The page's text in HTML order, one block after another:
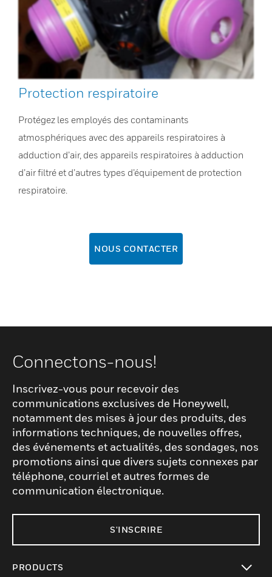
Protection respiratoire
Protégez les employés des contaminants
atmosphériques avec des appareils respiratoires à
adduction d’air, des appareils respiratoires à adduction
d’air filtré et d’autres types d’équipement de protection
respiratoire.
NOUS CONTACTER
Connectons-nous!
Inscrivez-vous pour recevoir des
communications exclusives de Honeywell,
notamment des mises à jour des produits, des
informations techniques, de nouvelles offres,
des événements et actualités, des sondages, nos
promotions ainsi que divers sujets connexes par
téléphone, courriel et autres formes de
communication électronique.
S'INSCRIRE
PRODUCTS